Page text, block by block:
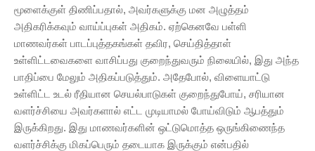
மூளைக்குள் திணிப்பதால், அவர்களுக்கு மன அழுத்தம்
அதிகரிக்கவும் வாய்ப்புகள் அதிகம். ஏற்கெனவே பள்ளி
மாணவர்கள் பாடப்புத்தகங்கள் தவிர, செய்தித்தாள்
உள்ளிட்டவைகளை வாசிப்பது குறைந்துவரும் நிலையில், இது அந்த
பாதிப்பை மேலும் அதிகப்படுத்தும். அதேபோல், விளையாட்டு
உள்ளிட்ட உடல் ரீதியான செயல்பாடுகள் குறைந்துபோய், சரியான
வளர்ச்சியை அவர்களால் எட்ட முடியாமல் போய்விடும் ஆபத்தும்
இருக்கிறது. இது மாணவர்களின் ஒட்டுமொத்த ஒருங்கிணைந்த
வளர்ச்சிக்கு மிகப்பெரும் தடையாக இருக்கும் என்பதில்